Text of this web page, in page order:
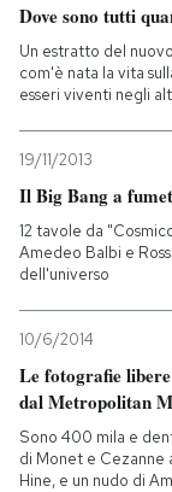
Dove sono tutti
Un estratto del
com'è nata la vita
esseri viventi negli
19/11/2013
Il Big Bang a
12 tavole da
Amedeo Balbi e
dell'universo
10/6/2014
Le fotografie
dal Metropolitan
Sono 400 mila e
di Monet e
Hine, e un nudo di